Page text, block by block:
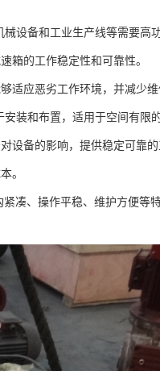
设备和工业生产线等需要高
箱的工作稳定性和可靠性。
适应恶劣工作环境，并减少维
装和布置，适用于空间有限的
设备的影响，提供稳定可靠的
。
凑、操作平稳、维护方便等